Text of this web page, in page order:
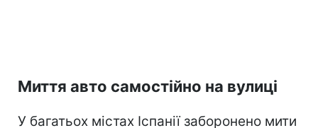
Миття авто самостійно на вулиці
У багатьох містах Іспанії заборонено мити